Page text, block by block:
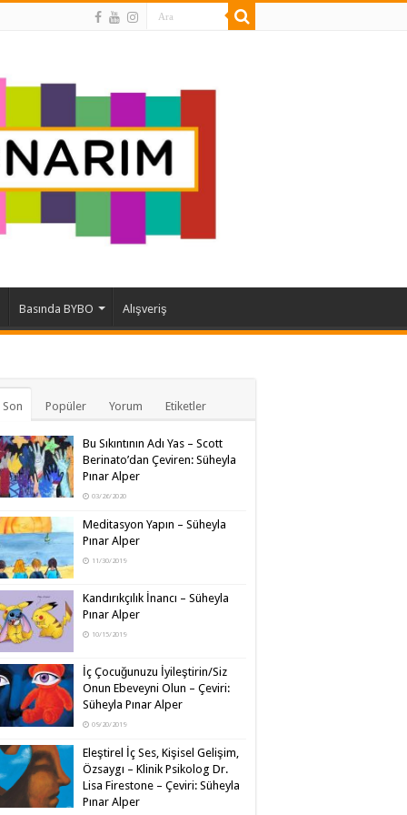
Basında BYBO Alışveriş
Son Popüler Yorum Etiketler
Bu Sıkıntının Adı Yas – Scott
Berinato’dan Çeviren: Süheyla
Pınar Alper
03/26/2020
Meditasyon Yapın – Süheyla
Pınar Alper
11/30/2019
Kandırıkçılık İnancı – Süheyla
Pınar Alper
10/15/2019
İç Çocuğunuzu İyileştirin/Siz
Onun Ebeveyni Olun – Çeviri:
Süheyla Pınar Alper
09/20/2019
Eleştirel İç Ses, Kişisel Gelişim,
Özsaygı – Klinik Psikolog Dr.
Lisa Firestone – Çeviri: Süheyla
Pınar Alper